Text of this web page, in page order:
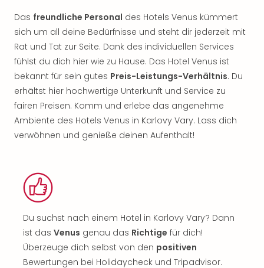
Das freundliche Personal des Hotels Venus kümmert
sich um all deine Bedürfnisse und steht dir jederzeit mit
Rat und Tat zur Seite. Dank des individuellen Services
fühlst du dich hier wie zu Hause. Das Hotel Venus ist
bekannt für sein gutes Preis-Leistungs-Verhältnis. Du
erhältst hier hochwertige Unterkunft und Service zu
fairen Preisen. Komm und erlebe das angenehme
Ambiente des Hotels Venus in Karlovy Vary. Lass dich
verwöhnen und genieße deinen Aufenthalt!
Du suchst nach einem Hotel in Karlovy Vary? Dann
ist das Venus genau das Richtige für dich!
Überzeuge dich selbst von den positiven
Bewertungen bei Holidaycheck und Tripadvisor.